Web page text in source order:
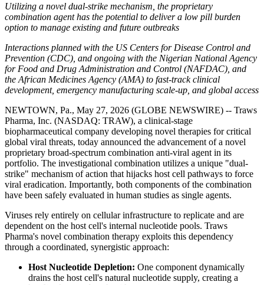
Utilizing a novel dual-strike mechanism, the proprietary
combination agent has the potential to deliver a low pill burden
option to manage existing and future outbreaks
Interactions planned with the US Centers for Disease Control and
Prevention (CDC), and ongoing with the Nigerian National Agency
for Food and Drug Administration and Control (NAFDAC), and
the African Medicines Agency (AMA) to fast-track clinical
development, emergency manufacturing scale-up, and global access
NEWTOWN, Pa., May 27, 2026 (GLOBE NEWSWIRE) -- Traws
Pharma, Inc. (NASDAQ: TRAW), a clinical-stage
biopharmaceutical company developing novel therapies for critical
global viral threats, today announced the advancement of a novel
proprietary broad-spectrum combination anti-viral agent in its
portfolio. The investigational combination utilizes a unique "dual-
strike" mechanism of action that hijacks host cell pathways to force
viral eradication. Importantly, both components of the combination
have been safely evaluated in human studies as single agents.
Viruses rely entirely on cellular infrastructure to replicate and are
dependent on the host cell's internal nucleotide pools. Traws
Pharma's novel combination therapy exploits this dependency
through a coordinated, synergistic approach:
Host Nucleotide Depletion: One component dynamically
drains the host cell's natural nucleotide supply, creating a